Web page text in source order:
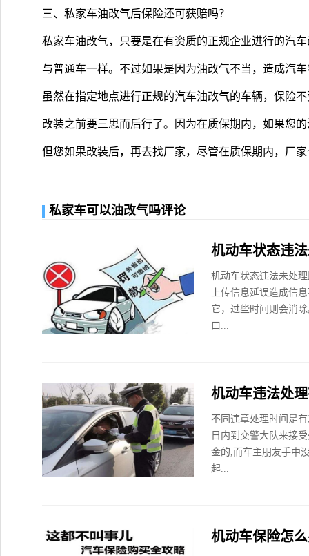
三、私家车油改气后保险还可获赔吗？
私家车油改气，只要是在有资质的正规企业进行的汽
与普通车一样。不过如果是因为油改气不当，造成汽
虽然在指定地点进行正规的汽车油改气的车辆，保险
改装之前要三思而后行了。因为在质保期内，如果您
但您如果改装后，再去找厂家，尽管在质保期内，厂
私家车可以油改气吗评论
机动车状态违
机动车状态违法未处
上传信息延误造成信
它，过些时间则会消
口...
机动车违法处
不同违章处理时间是
日内到交警大队来接
金的,而车主朋友手中
起...
机动车保险怎